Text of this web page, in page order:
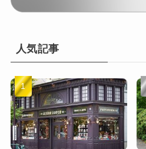
人気記事